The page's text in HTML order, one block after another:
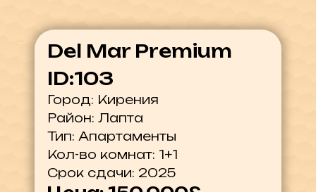
Цена: 150.000£
Кол-во комнат: 1+1
Срок сдачи: 2025
Добро пожаловать в роскошный
проект недвижимости,
расположенный в живописном районе
Лапта, к западу от Кирении .
Жители смогут наслаждаться
Получить консультацию